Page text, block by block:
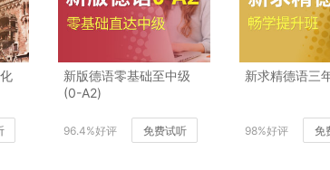
新版德语零基础至中级
(0-A2)
96.4%好评 免费试听
新求精德语三
98%好评 免